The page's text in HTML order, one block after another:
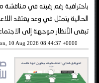
باحترافية رغم رغبته في مناقشة
الحالية يتمثل في وعد يعتقد
تبقى الأنظار موجهة إلى
10 Aug 2026 08:44:37 +0000